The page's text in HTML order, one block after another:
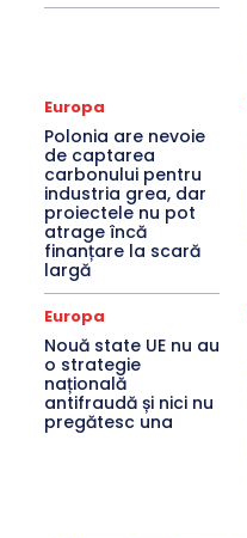
Europa
Polonia are nevoie
de captarea
carbonului pentru
industria grea, dar
proiectele nu pot
atrage încă
finanțare la scară
largă
Europa
Nouă state UE nu au
o strategie
națională
antifraudă și nici nu
pregătesc una